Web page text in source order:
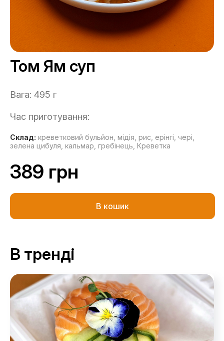
Том Ям суп
Вага: 495 г
Час приготування:
Склад: креветковий бульйон, мідія, рис, ерінгі, чері,
зелена цибуля, кальмар, гребінець, Креветка
389 грн
В кошик
В тренді